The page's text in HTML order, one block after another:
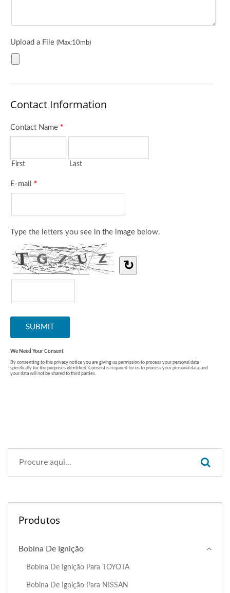
Produtos
Bobina De Ignição
Bobina De Ignição Para TOYOTA
Bobina De Ignição Para NISSAN